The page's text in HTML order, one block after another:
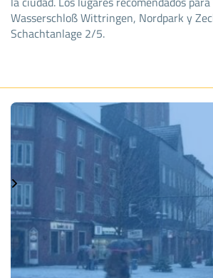
Wasserschloß Wittringen, Nordpark y
Schachtanlage 2/5.